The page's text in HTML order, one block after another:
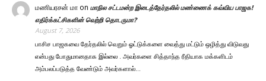
மணியரசன் மா on மாநில சட்டமன்ற இடைத்தேர்தலில் மண்ணைக் கவ்விய பாஜக!
எதிர்க்கட்சிகளின் வெற்றி தொடருமா?
August 7, 2026
பாசிச பாஜகவை தேர்தலில் வெறும் ஓட்டுக்களை வைத்து மட்டும் ஒழித்து விடுவது
என்பது போதுமானதாக இல்லை . அவர்களை சித்தாந்த ரீதியாக மக்களிடம்
அம்பலப்படுத்த வேண்டும் அவர்களால்…